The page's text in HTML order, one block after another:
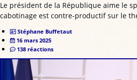
Le président de la République aime le
cabotinage est contre-productif sur le
Stéphane Buffetaut
16 mars 2025
138 réactions